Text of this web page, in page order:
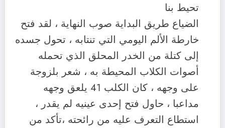
تحيط بنا
الضياع طريق البداية صوب النهاية ، لقد فتح
خارطة الألم اليومي التي تنتابه ، تحول جسده
إلى كتلة من الخدر المحلق الذي تحمله
أصوات الكلاب المحيطة به ، شعر بلزوجة
على وجهه ، كان الكلب 41 يلعق وجهه
مداعبا ، حاول فتح إحدى عينيه لم يقدر ،
استطاع التعرف عليه من رائحته ،تأكد من